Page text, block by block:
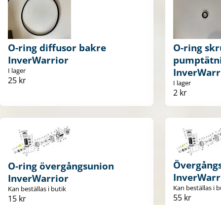
O-ring diffusor bakre
InverWarrior
I lager
25 kr
O-ring
I lager
2 kr
O-ring övergångsunion
InverWarrior
Kan beställas i butik
15 kr
Kan beställas i
55 kr